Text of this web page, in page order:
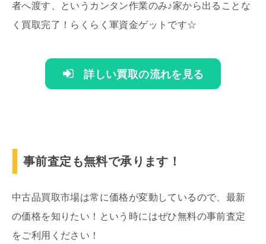
者へ渡す、というカンタン作業のみ♪家から出ることな
く買取完了！らくらく軍資金ゲットです☆
詳しい買取の流れを見る
事前査定も無料で承ります！
中古品買取市場は常に価格が変動しているので、最新
の価格を知りたい！という時にはぜひ無料の事前査定
をご利用ください！